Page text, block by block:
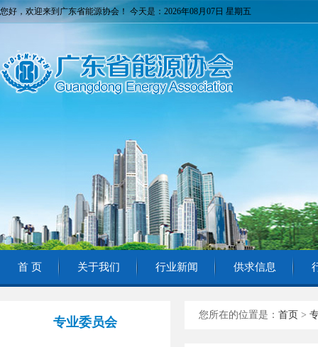
您好，欢迎来到广东省能源协会！ 今天是：2026年08月07日 星期五
首 页 关于我们 行业新闻 供求信息
专业委员会
您所在的位置是： 首页 >